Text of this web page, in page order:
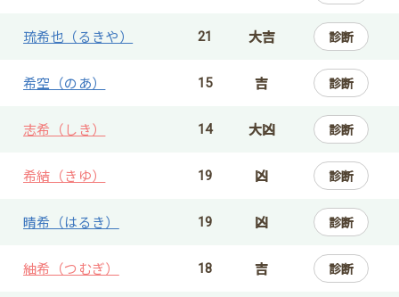
琉希也（るきや） 21 大吉 診断
希空（のあ） 15 吉 診断
志希（しき） 14 大凶 診断
希結（きゆ） 19 凶 診断
晴希（はるき） 19 凶 診断
紬希（つむぎ） 18 吉 診断